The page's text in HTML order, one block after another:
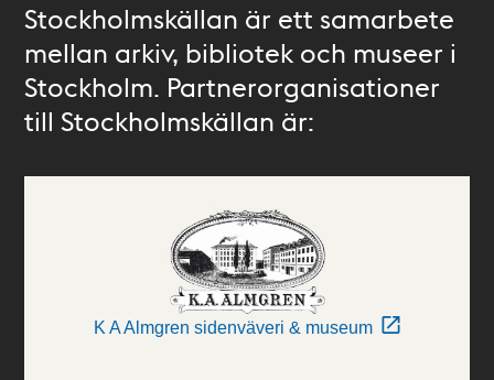
Stockholmskällan är ett samarbete
mellan arkiv, bibliotek och museer i
Stockholm. Partnerorganisationer
till Stockholmskällan är:
K A Almgren sidenväveri & museum